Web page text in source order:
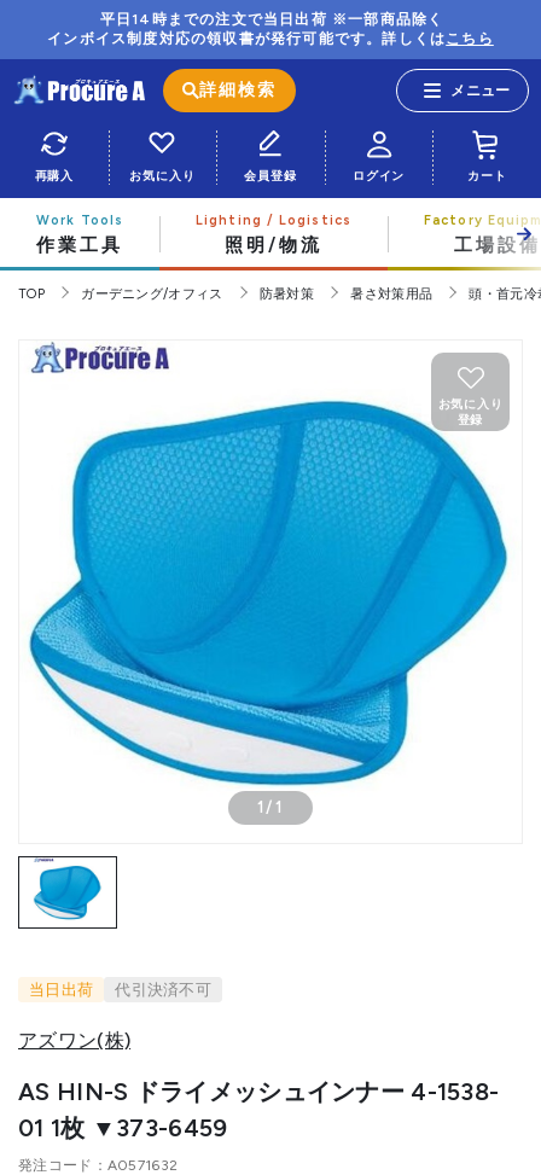
平日14時までの注文で当日出荷 ※一部商品除く
インボイス制度対応の領収書が発行可能です。詳しくはこちら
詳細検索
再購入 お気に入り 会員登録 ログイン カート
作業工具 照明/物流 工場設備
TOP ガーデニング/オフィス 防暑対策 暑さ対策用品 頭・首元冷
1 / 1
お気に入り
登録
当日出荷 代引決済不可
アズワン(株)
AS HIN-S ドライメッシュインナー 4-1538-
01 1枚 ▼373-6459
発注コード A0571632